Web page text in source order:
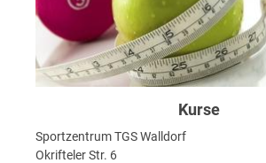
Kurse
Sportzentrum TGS Walldorf
Okrifteler Str. 6